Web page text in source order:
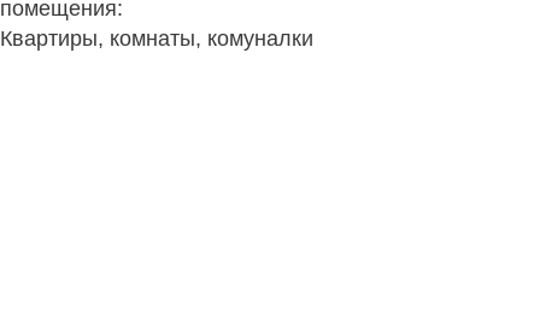
помещения:
Квартиры, комнаты, комуналки